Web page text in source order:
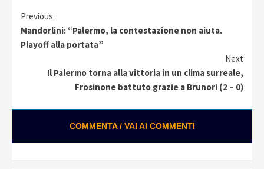
Continue
Reading
Previous
Mandorlini: “Palermo, la contestazione non aiuta.
Playoff alla portata”
Next
Il Palermo torna alla vittoria in un clima surreale,
Frosinone battuto grazie a Brunori (2 – 0)
COMMENTA / VAI AI COMMENTI